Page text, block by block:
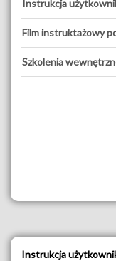
Instrukcja
Film instruktażowy
Szkolenia
Instrukcja